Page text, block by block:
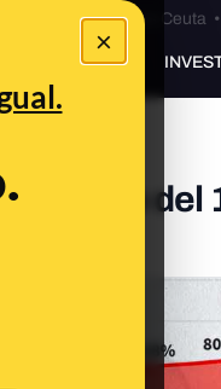
×
Ceuta•Bulos Ceuta •
PREBUNKING
legado